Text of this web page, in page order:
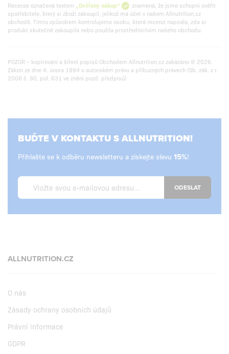
Recenze označená textem „Ověřený nákup“
znamená, že jsme schopni ověřit
spotřebitele, který si zboží zakoupil, jelikož má účet v našem Allnutrition.cz
obchodě. Tímto způsobem kontrolujeme osobu, která recenzi napsala, zda si
produkt skutečně zakoupila nebo použila prostřednictvím našeho obchodu.
POZOR – kopírování a šíření popisů Obchodem Allnutrition.cz zakázáno © 2026.
Zákon ze dne 4. února 1994 o autorském právu a příbuzných právech (Sb. zák. z r.
2006 č. 90, pol. 631 ve znění pozd. předpisů)
BUĎTE V KONTAKTU S ALLNUTRITION!
Přihlašte se k odběru newsletteru a získejte slevu !
ODESLAT
ALLNUTRITION.CZ
O nás
Zásady ochrany osobních údajů
Právní informace
GDPR